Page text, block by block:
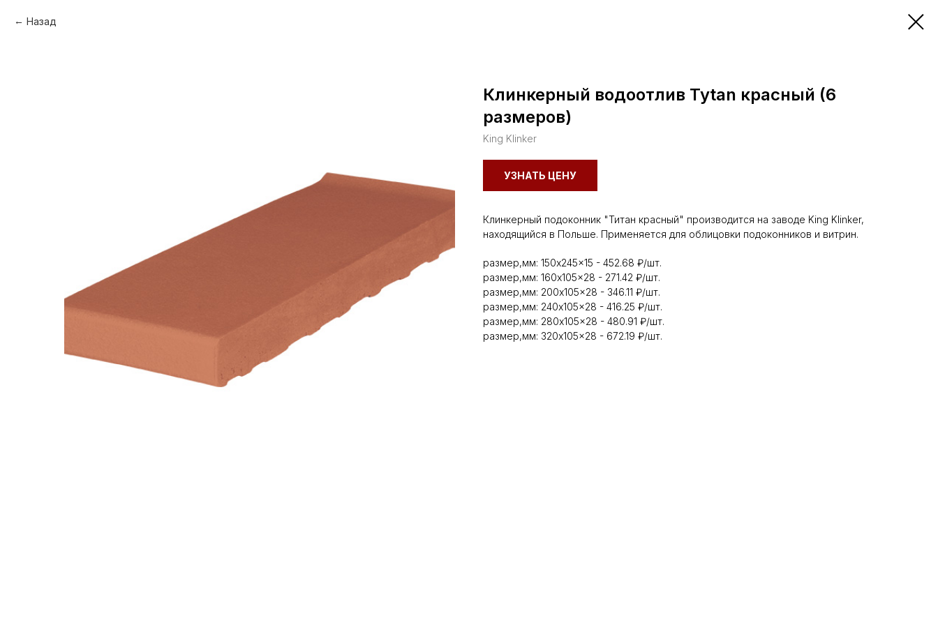
Назад
Клинкерный водоотлив Tytan красный (6
размеров)
King Klinker
УЗНАТЬ ЦЕНУ
Клинкерный подоконник "Титан красный" производится на заводе King Klinker,
находящийся в Польше. Применяется для облицовки подоконников и витрин.
размер,мм: 150x245x15 - 452.68 ₽/шт.
размер,мм: 160x105x28 - 271.42 ₽/шт.
размер,мм: 200x105x28 - 346.11 ₽/шт.
размер,мм: 240x105x28 - 416.25 ₽/шт.
размер,мм: 280x105x28 - 480.91 ₽/шт.
размер,мм: 320x105x28 - 672.19 ₽/шт.